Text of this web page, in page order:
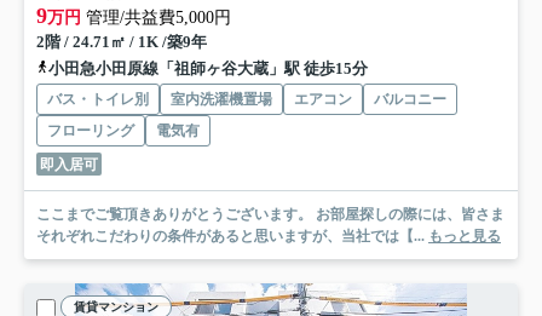
9万円 管理/共益費5,000円
2階 / 24.71㎡ / 1K /築9年
小田急小田原線「祖師ヶ谷大蔵」駅 徒歩15分
バス・トイレ別 室内洗濯機置場 エアコン
バルコニー
フローリング
電気有
即入居可
ここまでご覧頂きありがとうございます。 お部屋探しの際には、皆さま
それぞれこだわりの条件があると思いますが、当社では【... もっと見る
賃貸マンション